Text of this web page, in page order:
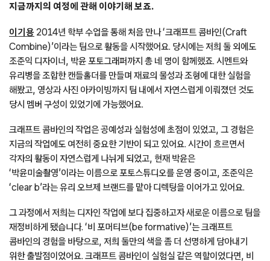
지금까지의 여정에 관해 이야기해 보죠.
이기용 2014년 학부 수업을 통해 처음 만나 ‘크래프트 콤바인(Craft
Combine)’이라는 팀으로 활동을 시작했어요. 당시에는 저희 둘 외에도
조준익 디자이너, 박윤 포토그래퍼까지 총 네 명이 함께했죠. 시멘트와
유리병을 조합한 캔들홀더를 만들며 재료의 물성과 조형에 대한 실험을
해봤고, 영상과 사진 아카이빙까지 팀 내에서 자연스럽게 이뤄졌던 것도
당시 멤버 구성이 있었기에 가능했어요.
크래프트 콤바인의 작업은 공예성과 실험성에 초점이 있었고, 그 경험은
지금의 작업에도 여전히 중요한 기반이 되고 있어요. 시간이 흐르면서
각자의 활동이 자연스럽게 나뉘게 되었고, 현재 박윤은
‘박윤미술촬영’이라는 이름으로 포토스튜디오를 운영 중이고, 조준익은
‘clear b’라는 유리 오브제 브랜드를 맡아 디렉팅을 이어가고 있어요.
그 과정에서 저희는 디자인 작업에 보다 집중하고자 새로운 이름으로 팀을
재정비하게 됐습니다. ‘비 포머티브(be formative)’는 크래프트
콤바인의 경험을 바탕으로, 저희 둘만의 색을 좀 더 선명하게 담아내기
위한 출발점이었어요. 크래프트 콤바인이 실험실 같은 역할이었다면, 비